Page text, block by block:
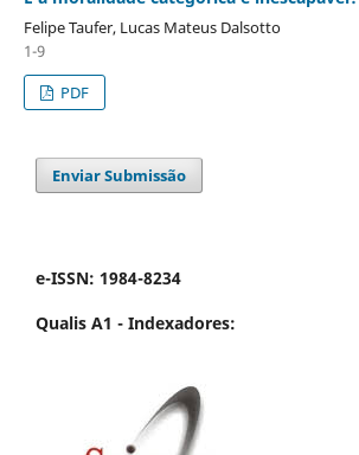
Felipe Taufer, Lucas Mateus Dalsotto
1-9
PDF
Enviar Submissão
e-ISSN: 1984-8234
Qualis A1 - Indexadores: